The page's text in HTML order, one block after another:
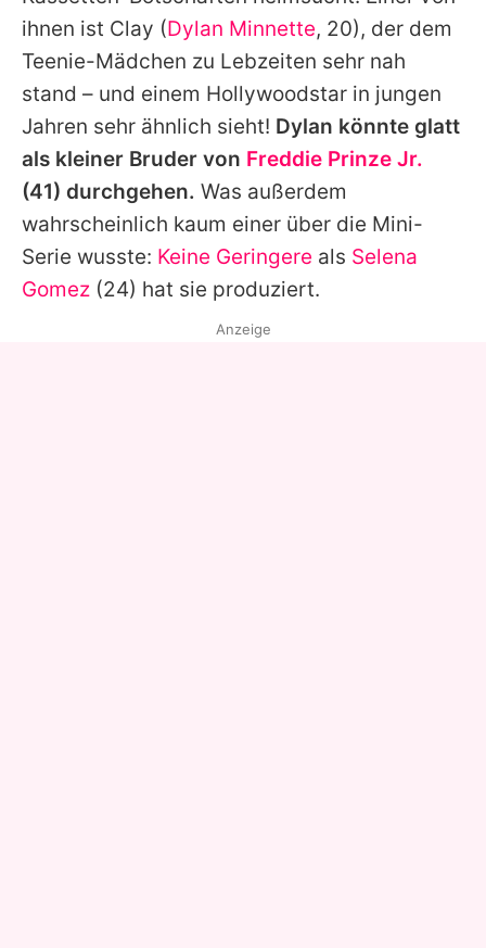
ihnen ist Clay (Dylan Minnette, 20), der dem
Teenie-Mädchen zu Lebzeiten sehr nah
stand – und einem Hollywoodstar in jungen
Jahren sehr ähnlich sieht! Dylan könnte glatt
als kleiner Bruder von Freddie Prinze Jr.
(41) durchgehen. Was außerdem
wahrscheinlich kaum einer über die Mini-
Serie wusste: Keine Geringere als Selena
Gomez (24) hat sie produziert.
Anzeige